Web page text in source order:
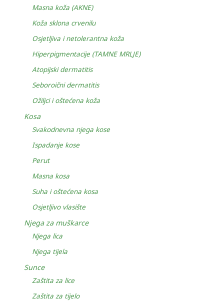
Masna koža (AKNE)
Koža sklona crvenilu
Osjetljiva i netolerantna koža
Hiperpigmentacije (TAMNE MRLJE)
Atopijski dermatitis
Seboroični dermatitis
Ožiljci i oštećena koža
Kosa
Svakodnevna njega kose
Ispadanje kose
Perut
Masna kosa
Suha i oštećena kosa
Osjetljivo vlasište
Njega za muškarce
Njega lica
Njega tijela
Sunce
Zaštita za lice
Zaštita za tijelo